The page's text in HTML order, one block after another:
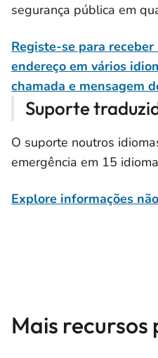
segurança pública em
Registe-se para
endereço em vários
chamada e mensagem
Suporte
O suporte noutros
emergência em 15
Explore informações
Mais